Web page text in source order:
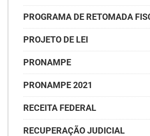
PROGRAMA DE RETOMADA
PROJETO DE LEI
PRONAMPE
PRONAMPE 2021
RECEITA FEDERAL
RECUPERAÇÃO JUDICIAL